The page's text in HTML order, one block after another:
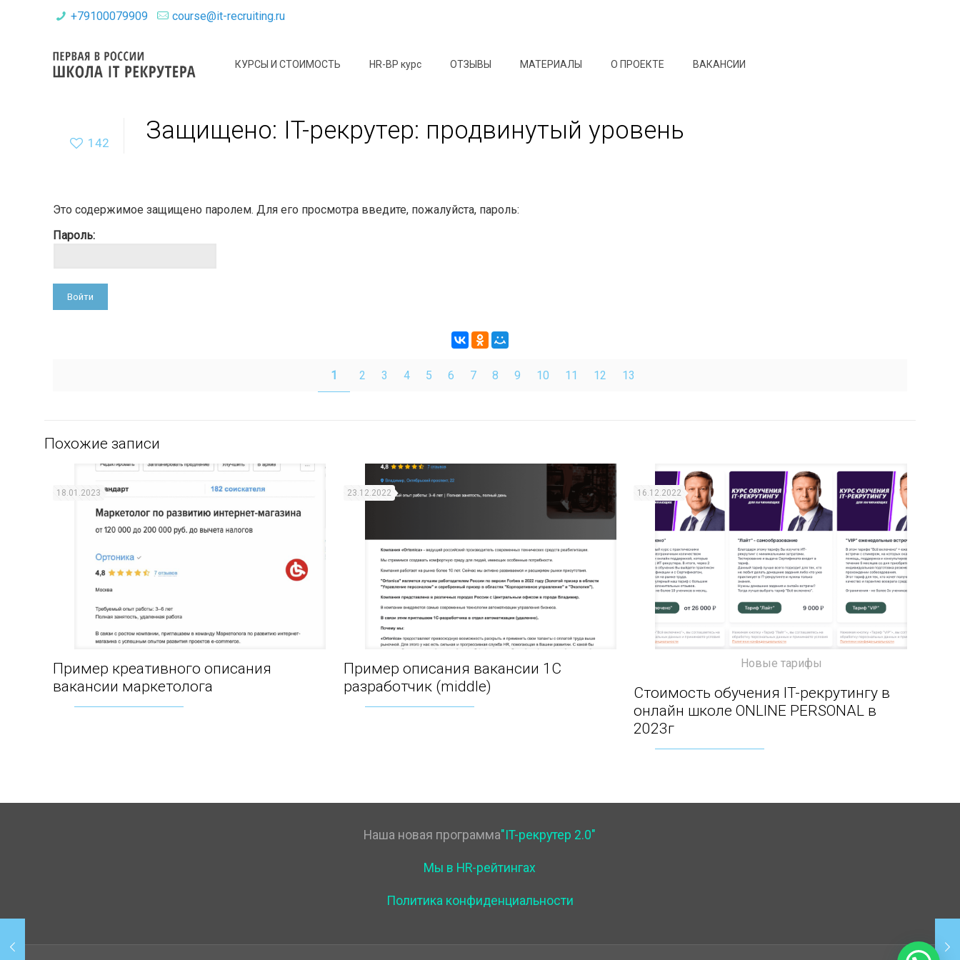
+79100079909 course@it-recruiting.ru
КУРСЫ И СТОИМОСТЬ HR-BP курс ОТЗЫВЫ МАТЕРИАЛЫ О ПРОЕКТЕ ВАКАНСИИ
142 Защищено: IT-рекрутер: продвинутый уровень
Это содержимое защищено паролем. Для его просмотра введите, пожалуйста, пароль:
Пароль:
1 2 3 4 5 6 7 8 9 10 11 12 13
Похожие записи
Пример креативного описания вакансии
18.01.2023
Пример креативного описания
вакансии маркетолога
Пример описания вакансии 1С разработчик
23.12.2022
Пример описания вакансии 1С
разработчик (middle)
Стоимость обучения IT-рекрутингу в онлайн
школе ONLINE PERSONAL в 2023г
Новые тарифы
16.12.2022
Стоимость обучения IT-рекрутингу в
онлайн школе ONLINE PERSONAL в
2023г
Наша новая программа"IT-рекрутер 2.0"
Мы в HR-рейтингах
Политика конфиденциальности